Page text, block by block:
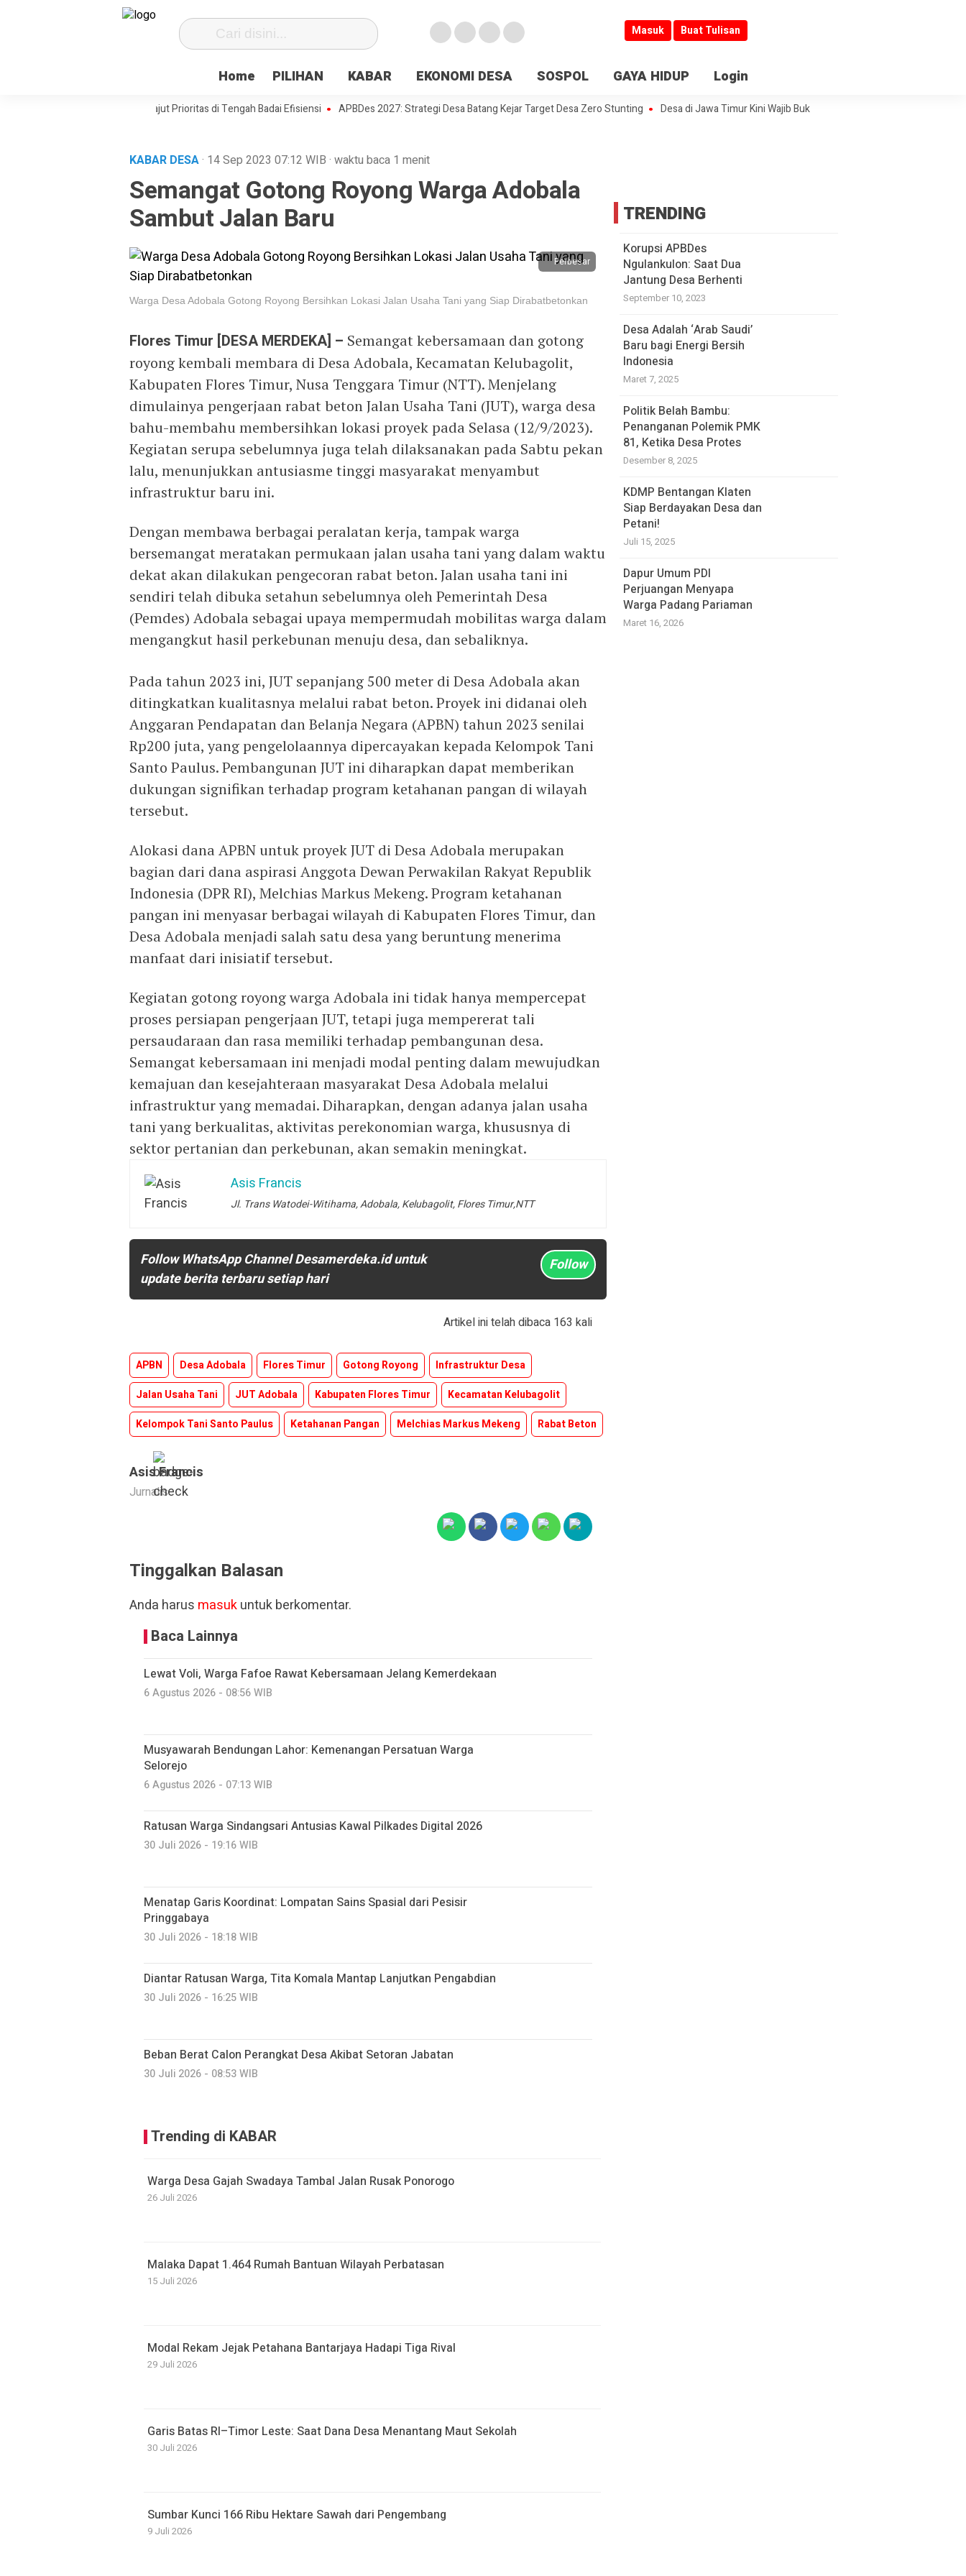
Masuk Buat Tulisan
Home PILIHAN KABAR EKONOMI DESA SOSPOL GAYA HIDUP Login
Desa Paenre Lompoe Merajut Prioritas di Tengah Badai Efisiensi APBDes 2027: Strategi Desa Batang Kejar Target Desa Zero Stunting Desa di Jawa Timur Kini Wajib Buka Informasi
KABAR DESA· 14 Sep 2023 07:12 WIB · waktu baca 1 menit
Semangat Gotong Royong Warga Adobala
Sambut Jalan Baru
Perbesar
Warga Desa Adobala Gotong Royong Bersihkan Lokasi Jalan Usaha Tani yang Siap Dirabatbetonkan
Flores Timur [DESA MERDEKA] – Semangat kebersamaan dan gotong
royong kembali membara di Desa Adobala, Kecamatan Kelubagolit,
Kabupaten Flores Timur, Nusa Tenggara Timur (NTT). Menjelang
dimulainya pengerjaan rabat beton Jalan Usaha Tani (JUT), warga desa
bahu-membahu membersihkan lokasi proyek pada Selasa (12/9/2023).
Kegiatan serupa sebelumnya juga telah dilaksanakan pada Sabtu pekan
lalu, menunjukkan antusiasme tinggi masyarakat menyambut
infrastruktur baru ini.
Dengan membawa berbagai peralatan kerja, tampak warga
bersemangat meratakan permukaan jalan usaha tani yang dalam waktu
dekat akan dilakukan pengecoran rabat beton. Jalan usaha tani ini
sendiri telah dibuka setahun sebelumnya oleh Pemerintah Desa
(Pemdes) Adobala sebagai upaya mempermudah mobilitas warga dalam
mengangkut hasil perkebunan menuju desa, dan sebaliknya.
Pada tahun 2023 ini, JUT sepanjang 500 meter di Desa Adobala akan
ditingkatkan kualitasnya melalui rabat beton. Proyek ini didanai oleh
Anggaran Pendapatan dan Belanja Negara (APBN) tahun 2023 senilai
Rp200 juta, yang pengelolaannya dipercayakan kepada Kelompok Tani
Santo Paulus. Pembangunan JUT ini diharapkan dapat memberikan
dukungan signifikan terhadap program ketahanan pangan di wilayah
tersebut.
Alokasi dana APBN untuk proyek JUT di Desa Adobala merupakan
bagian dari dana aspirasi Anggota Dewan Perwakilan Rakyat Republik
Indonesia (DPR RI), Melchias Markus Mekeng. Program ketahanan
pangan ini menyasar berbagai wilayah di Kabupaten Flores Timur, dan
Desa Adobala menjadi salah satu desa yang beruntung menerima
manfaat dari inisiatif tersebut.
Kegiatan gotong royong warga Adobala ini tidak hanya mempercepat
proses persiapan pengerjaan JUT, tetapi juga mempererat tali
persaudaraan dan rasa memiliki terhadap pembangunan desa.
Semangat kebersamaan ini menjadi modal penting dalam mewujudkan
kemajuan dan kesejahteraan masyarakat Desa Adobala melalui
infrastruktur yang memadai. Diharapkan, dengan adanya jalan usaha
tani yang berkualitas, aktivitas perekonomian warga, khususnya di
sektor pertanian dan perkebunan, akan semakin meningkat.
Asis Francis
Jl. Trans Watodei-Witihama, Adobala, Kelubagolit, Flores Timur,NTT
Follow WhatsApp Channel Desamerdeka.id untuk
update berita terbaru setiap hari
Follow
Artikel ini telah dibaca 163 kali
APBN Desa Adobala Flores Timur Gotong Royong
Infrastruktur Desa
Jalan Usaha Tani
JUT Adobala Kabupaten Flores Timur
Kecamatan Kelubagolit
Kelompok Tani Santo Paulus
Ketahanan Pangan Melchias Markus Mekeng Rabat Beton
Asis Francis
Jurnalis
Tinggalkan Balasan
Anda harus masukuntuk berkomentar.
Baca Lainnya
Lewat Voli, Warga Fafoe Rawat Kebersamaan Jelang Kemerdekaan
6 Agustus 2026 - 08:56 WIB
Musyawarah Bendungan Lahor: Kemenangan Persatuan Warga
Selorejo
6 Agustus 2026 - 07:13 WIB
Ratusan Warga Sindangsari Antusias Kawal Pilkades Digital 2026
30 Juli 2026 - 19:16 WIB
Menatap Garis Koordinat: Lompatan Sains Spasial dari Pesisir
Pringgabaya
30 Juli 2026 - 18:18 WIB
Diantar Ratusan Warga, Tita Komala Mantap Lanjutkan Pengabdian
30 Juli 2026 - 16:25 WIB
Beban Berat Calon Perangkat Desa Akibat Setoran Jabatan
30 Juli 2026 - 08:53 WIB
Trending di KABAR
Warga Desa Gajah Swadaya Tambal Jalan Rusak Ponorogo
26 Juli 2026
Malaka Dapat 1.464 Rumah Bantuan Wilayah Perbatasan
15 Juli 2026
Modal Rekam Jejak Petahana Bantarjaya Hadapi Tiga Rival
29 Juli 2026
Garis Batas RI–Timor Leste: Saat Dana Desa Menantang Maut Sekolah
30 Juli 2026
Sumbar Kunci 166 Ribu Hektare Sawah dari Pengembang
9 Juli 2026
TRENDING
Korupsi APBDes
Ngulankulon: Saat Dua
Jantung Desa Berhenti
September 10, 2023
Desa Adalah ‘Arab Saudi’
Baru bagi Energi Bersih
Indonesia
Maret 7, 2025
Politik Belah Bambu:
Penanganan Polemik PMK
81, Ketika Desa Protes
Desember 8, 2025
KDMP Bentangan Klaten
Siap Berdayakan Desa dan
Petani!
Juli 15, 2025
Dapur Umum PDI
Perjuangan Menyapa
Warga Padang Pariaman
Maret 16, 2026